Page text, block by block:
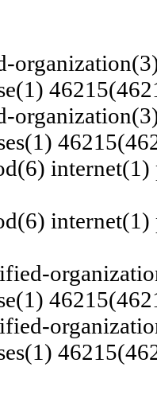
internet(1)
internet(1)